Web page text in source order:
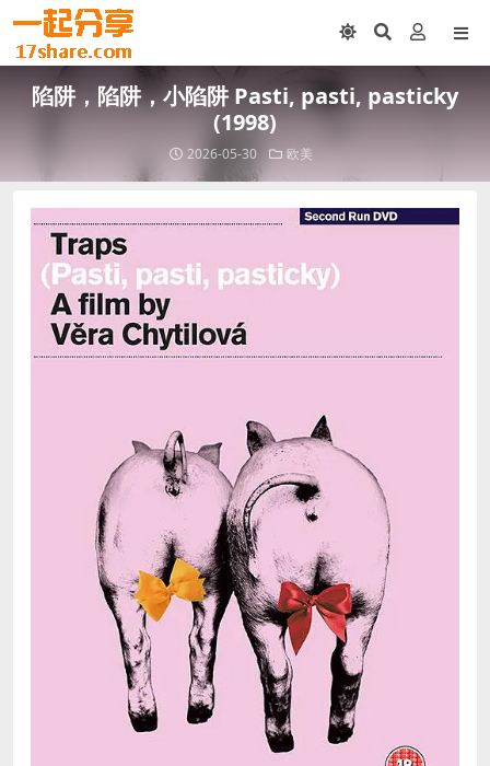
陷阱，陷阱，小陷阱 Pasti, pasti, pasticky
(1998)
2026-05-30 欧美